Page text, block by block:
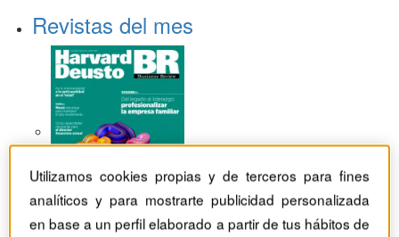
Revistas del mes
Utilizamos cookies propias y de terceros para fines
analíticos y para mostrarte publicidad personalizada
en base a un perfil elaborado a partir de tus hábitos de